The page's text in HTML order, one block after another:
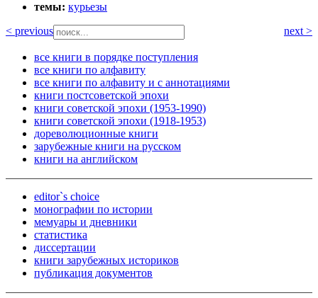
темы: курьезы
< previous
next >
все книги в порядке поступления
все книги по алфавиту
все книги по алфавиту и с аннотациями
книги постсоветской эпохи
книги советской эпохи (1953-1990)
книги советской эпохи (1918-1953)
дореволюционные книги
зарубежные книги на русском
книги на английском
editor`s choice
монографии по истории
мемуары и дневники
статистика
диссертации
книги зарубежных историков
публикация документов